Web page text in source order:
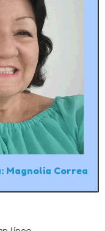
Magnolia Correa